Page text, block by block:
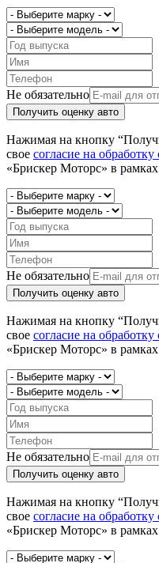
Не обязательно
Получить оценку авто
Нажимая на кнопку
свое согласие на
«Брискер Моторс» в
Не обязательно
Получить оценку авто
Нажимая на кнопку
свое согласие на
«Брискер Моторс» в
Не обязательно
Получить оценку авто
Нажимая на кнопку
свое согласие на
«Брискер Моторс» в